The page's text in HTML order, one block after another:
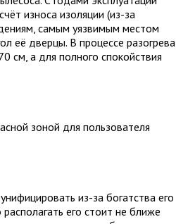
износа изоляции (из-за
самым уязвимым местом
её дверцы. В процессе разогрева
см, а для полного спокойствия
зоной для пользователя
из-за богатства его
его стоит не ближе